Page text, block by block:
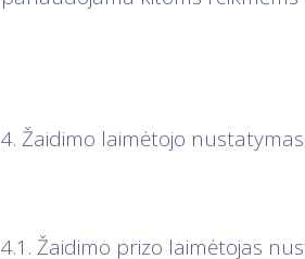
4. Žaidimo laimėtojo
4.1. Žaidimo prizo laimėtojas